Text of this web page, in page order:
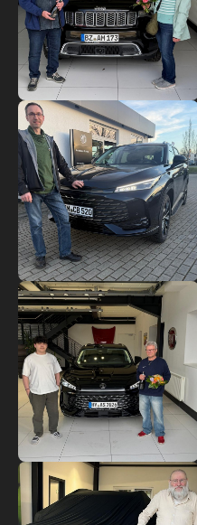
Show larger version
Show larger version
Show larger version